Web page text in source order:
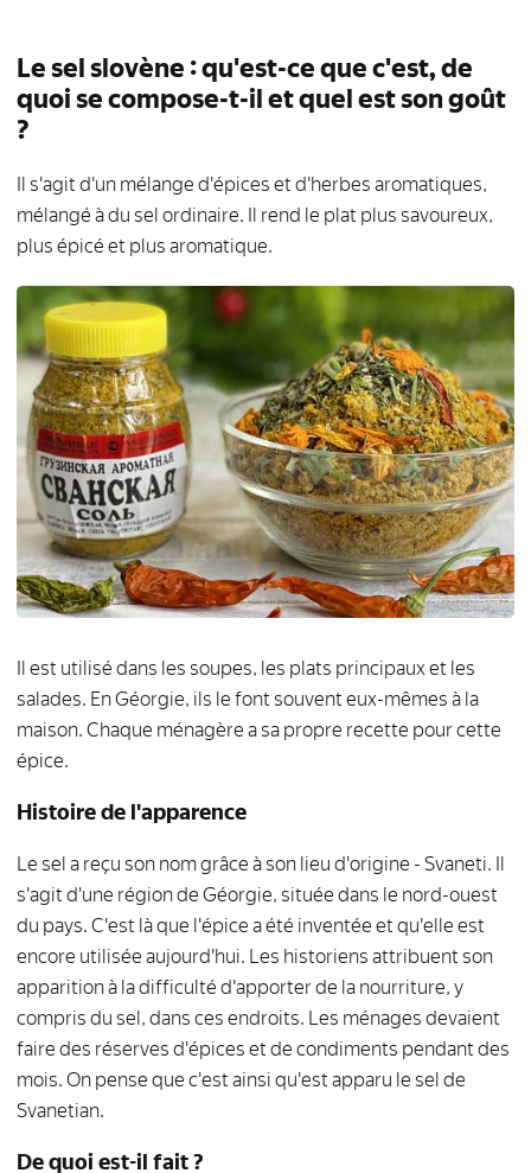
Le sel slovène : qu'est-ce que c'est, de
quoi se compose-t-il et quel est son goût
?
Il s'agit d'un mélange d'épices et d'herbes aromatiques,
mélangé à du sel ordinaire. Il rend le plat plus savoureux,
plus épicé et plus aromatique.
Il est utilisé dans les soupes, les plats principaux et les
salades. En Géorgie, ils le font souvent eux-mêmes à la
maison. Chaque ménagère a sa propre recette pour cette
épice.
Histoire de l'apparence
Le sel a reçu son nom grâce à son lieu d'origine - Svaneti. Il
s'agit d'une région de Géorgie, située dans le nord-ouest
du pays. C'est là que l'épice a été inventée et qu'elle est
encore utilisée aujourd'hui. Les historiens attribuent son
apparition à la difficulté d'apporter de la nourriture, y
compris du sel, dans ces endroits. Les ménages devaient
faire des réserves d'épices et de condiments pendant des
mois. On pense que c'est ainsi qu'est apparu le sel de
Svanetian.
De quoi est-il fait ?